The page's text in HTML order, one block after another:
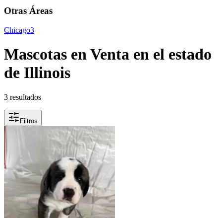
Otras Áreas
Chicago3
Mascotas en Venta en el estado
de Illinois
3 resultados
Filtros